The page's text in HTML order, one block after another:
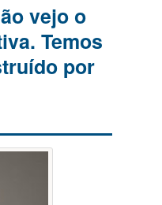
vejo o
Temos
por